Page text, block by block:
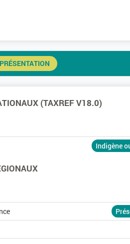
PRÉSENTATION
(TAXREF V18.0)
Indigène